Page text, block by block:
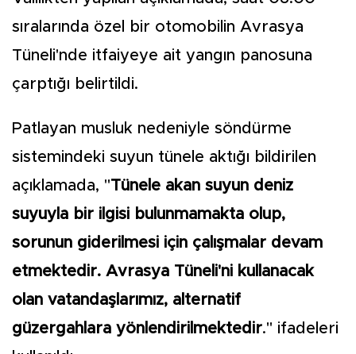
sıralarında özel bir otomobilin Avrasya
Tüneli'nde itfaiyeye ait yangın panosuna
çarptığı belirtildi.
Patlayan musluk nedeniyle söndürme
sistemindeki suyun tünele aktığı bildirilen
açıklamada, "Tünele akan suyun deniz
suyuyla bir ilgisi bulunmamakta olup,
sorunun giderilmesi için çalışmalar devam
etmektedir. Avrasya Tüneli'ni kullanacak
olan vatandaşlarımız, alternatif
güzergahlara yönlendirilmektedir." ifadeleri